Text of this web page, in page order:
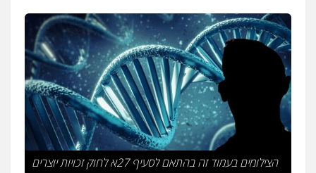
עו"ד עמית רוזנצויג
משפט פלילי דיני תעבורה
0532700200
עו"ד אור בן שאנן
פלילי מעצרים וחקירות
0549199449
הצילומים בעמוד זה בהתאם לסעיף 27א לחוק זכויות יוצרים